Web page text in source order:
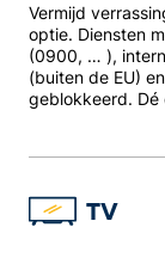
Vermijd
optie. Diensten
(0900, … ),
(buiten de EU)
geblokkeerd. Dé
TV